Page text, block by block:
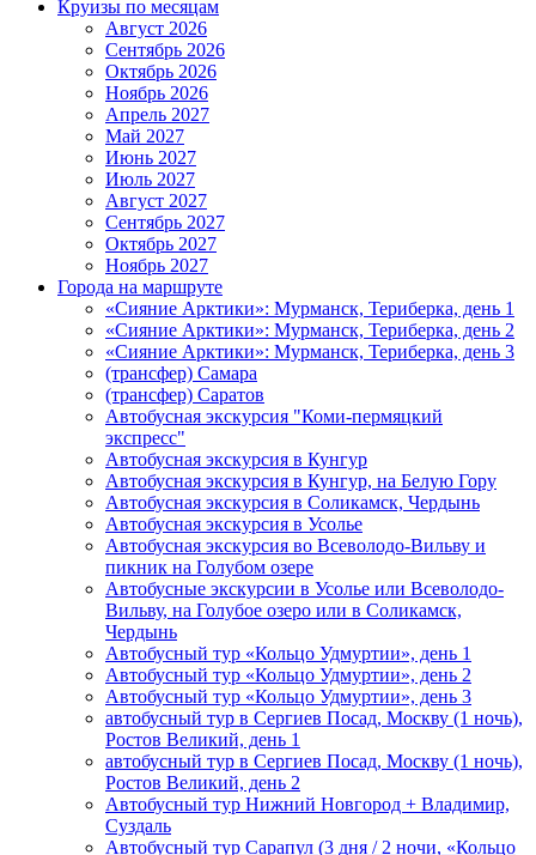
Круизы по месяцам
Август 2026
Сентябрь 2026
Октябрь 2026
Ноябрь 2026
Апрель 2027
Май 2027
Июнь 2027
Июль 2027
Август 2027
Сентябрь 2027
Октябрь 2027
Ноябрь 2027
Города на маршруте
«Сияние Арктики»: Мурманск, Териберка, день 1
«Сияние Арктики»: Мурманск, Териберка, день 2
«Сияние Арктики»: Мурманск, Териберка, день 3
(трансфер) Самара
(трансфер) Саратов
Автобусная экскурсия "Коми-пермяцкий
экспресс"
Автобусная экскурсия в Кунгур
Автобусная экскурсия в Кунгур, на Белую Гору
Автобусная экскурсия в Соликамск, Чердынь
Автобусная экскурсия в Усолье
Автобусная экскурсия во Всеволодо-Вильву и
пикник на Голубом озере
Автобусные экскурсии в Усолье или Всеволодо-
Вильву, на Голубое озеро или в Соликамск,
Чердынь
Автобусный тур «Кольцо Удмуртии», день 1
Автобусный тур «Кольцо Удмуртии», день 2
Автобусный тур «Кольцо Удмуртии», день 3
автобусный тур в Сергиев Посад, Москву (1 ночь),
Ростов Великий, день 1
автобусный тур в Сергиев Посад, Москву (1 ночь),
Ростов Великий, день 2
Автобусный тур Нижний Новгород + Владимир,
Суздаль
Автобусный тур Сарапул (3 дня / 2 ночи, «Кольцо